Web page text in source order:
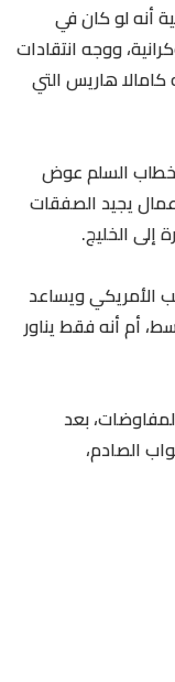
أنه لو كان في
ووجه انتقادات
كامالا هاريس التي
خطاب السلم عوض
يجيد الصفقات
إلى الخليج.
ويساعد
أم أنه فقط يناور
بعد
الصادم،